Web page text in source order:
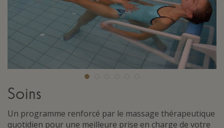
Soins
Un programme renforcé par le massage thérapeutique
quotidien pour une meilleure prise en charge de votre